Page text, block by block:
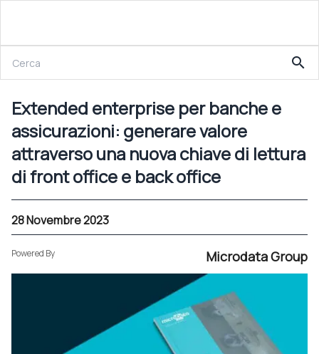
Extended enterprise per banche e assicurazioni: generare valore attraverso una nuova chiave di lettura di front office e back office
search
Extended enterprise per banche e
assicurazioni: generare valore
attraverso una nuova chiave di lettura
di front office e back office
28 Novembre 2023
Powered By Microdata Group